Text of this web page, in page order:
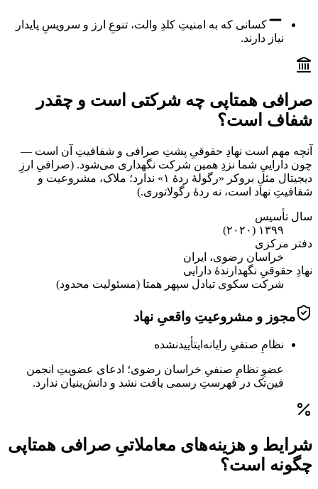
کسانی که به امنیتِ کلدِ والت، تنوعِ ارز و سرویسِ پایدار
نیاز دارند.
صرافی همتاپی چه شرکتی است و چقدر
شفاف است؟
آنچه مهم است نهادِ حقوقیِ پشتِ صرافی و شفافیتِ آن است —
چون داراییِ شما نزدِ همین شرکت نگهداری می‌شود. (صرافیِ ارزِ
دیجیتال مثلِ بروکر «رگولهٔ ردهٔ ۱» ندارد؛ ملاک، مشروعیت و
شفافیتِ نهاد است، نه ردهٔ رگولاتوری.)
سال تأسیس
۱۳۹۹ (۲۰۲۰)
دفتر مرکزی
خراسان رضوی، ایران
نهادِ حقوقیِ نگهدارندهٔ دارایی
شرکت سکوی تبادل سپهر همتا (مسئولیت محدود)
مجوز و مشروعیتِ واقعیِ نهاد
نظامِ صنفیِ رایانه‌ایتأییدنشده
عضوِ نظامِ صنفیِ خراسان رضوی؛ ادعای عضویتِ انجمن
فین‌تک در فهرستِ رسمی یافت نشد و دانش‌بنیان ندارد.
شرایط و هزینه‌های معاملاتیِ صرافی همتاپی
چگونه است؟